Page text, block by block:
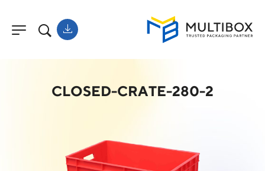
CLOSED-CRATE-280-2